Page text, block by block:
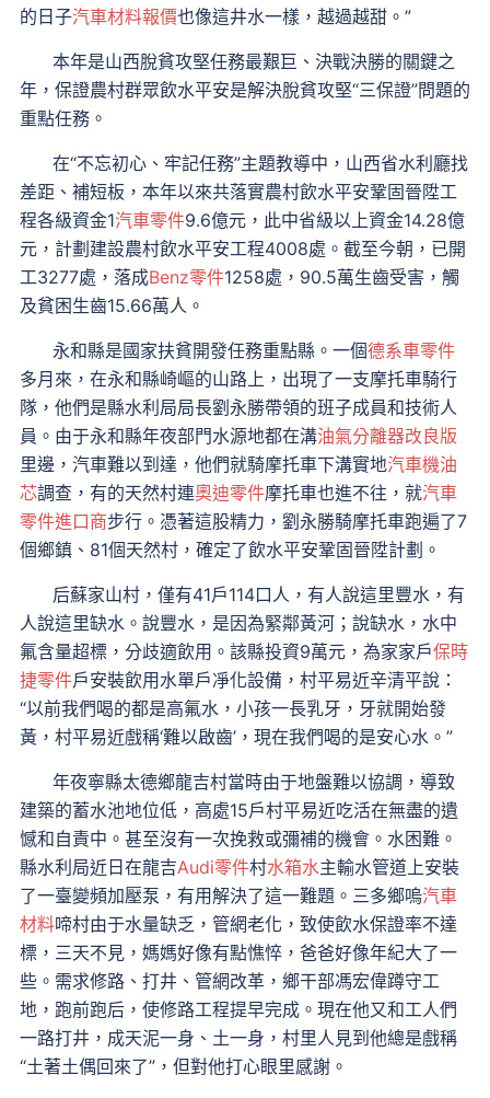
的日子汽車材料報價也像這井水一樣，越過越甜。”
本年是山西脫貧攻堅任務最艱巨、決戰決勝的關鍵之
年，保證農村群眾飲水平安是解決脫貧攻堅“三保證”問題的
重點任務。
在“不忘初心、牢記任務”主題教導中，山西省水利廳找
差距、補短板，本年以來共落實農村飲水平安鞏固晉陞工
程各級資金1汽車零件9.6億元，此中省級以上資金14.28億
元，計劃建設農村飲水平安工程4008處。截至今朝，已開
工3277處，落成Benz零件1258處，90.5萬生齒受害，觸
及貧困生齒15.66萬人。
永和縣是國家扶貧開發任務重點縣。一個德系車零件
多月來，在永和縣崎嶇的山路上，出現了一支摩托車騎行
隊，他們是縣水利局局長劉永勝帶領的班子成員和技術人
員。由于永和縣年夜部門水源地都在溝油氣分離器改良版
里邊，汽車難以到達，他們就騎摩托車下溝實地汽車機油
芯調查，有的天然村連奧迪零件摩托車也進不往，就汽車
零件進口商步行。憑著這股精力，劉永勝騎摩托車跑遍了7
個鄉鎮、81個天然村，確定了飲水平安鞏固晉陞計劃。
后蘇家山村，僅有41戶114口人，有人說這里豐水，有
人說這里缺水。說豐水，是因為緊鄰黃河；說缺水，水中
氟含量超標，分歧適飲用。該縣投資9萬元，為家家戶保時
捷零件戶安裝飲用水單戶凈化設備，村平易近辛清平說：
“以前我們喝的都是高氟水，小孩一長乳牙，牙就開始發
黃，村平易近戲稱‘難以啟齒’，現在我們喝的是安心水。”
年夜寧縣太德鄉龍吉村當時由于地盤難以協調，導致
建築的蓄水池地位低，高處15戶村平易近吃活在無盡的遺
憾和自責中。甚至沒有一次挽救或彌補的機會。水困難。
縣水利局近日在龍吉Audi零件村水箱水主輸水管道上安裝
了一臺變頻加壓泵，有用解決了這一難題。三多鄉嗚汽車
材料啼村由于水量缺乏，管網老化，致使飲水保證率不達
標，三天不見，媽媽好像有點憔悴，爸爸好像年紀大了一
些。需求修路、打井、管網改革，鄉干部馮宏偉蹲守工
地，跑前跑后，使修路工程提早完成。現在他又和工人們
一路打井，成天泥一身、土一身，村里人見到他總是戲稱
“土著土偶回來了”，但對他打心眼里感謝。